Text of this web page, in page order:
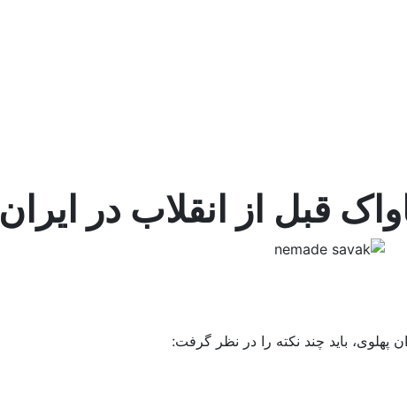
قبل از انقلاب در ایران
پهلوی، باید چند نکته را در نظر گرفت: